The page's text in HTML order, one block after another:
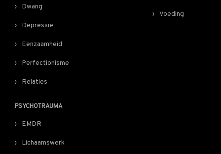
Dwang
Depressie
Eenzaamheid
Perfectionisme
Relaties
Voeding
PSYCHOTRAUMA
EMDR
Lichaamswerk